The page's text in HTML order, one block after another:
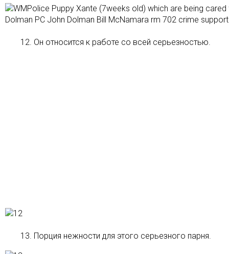
12. Он относится к работе со всей серьезностью.
13. Порция нежности для этого серьезного парня.